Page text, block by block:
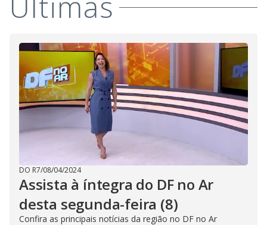
d
e
o
DO R7/08/04/2024
Assista à íntegra do DF no Ar
desta segunda-feira (8)
Confira as principais notícias da região no DF no Ar